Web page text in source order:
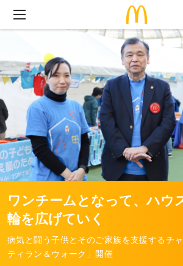
ワンチームとなって、ハウ
輪を広げていく
病気と闘う子供とそのご家族を支援するチ
ティラン＆ウォーク」開催